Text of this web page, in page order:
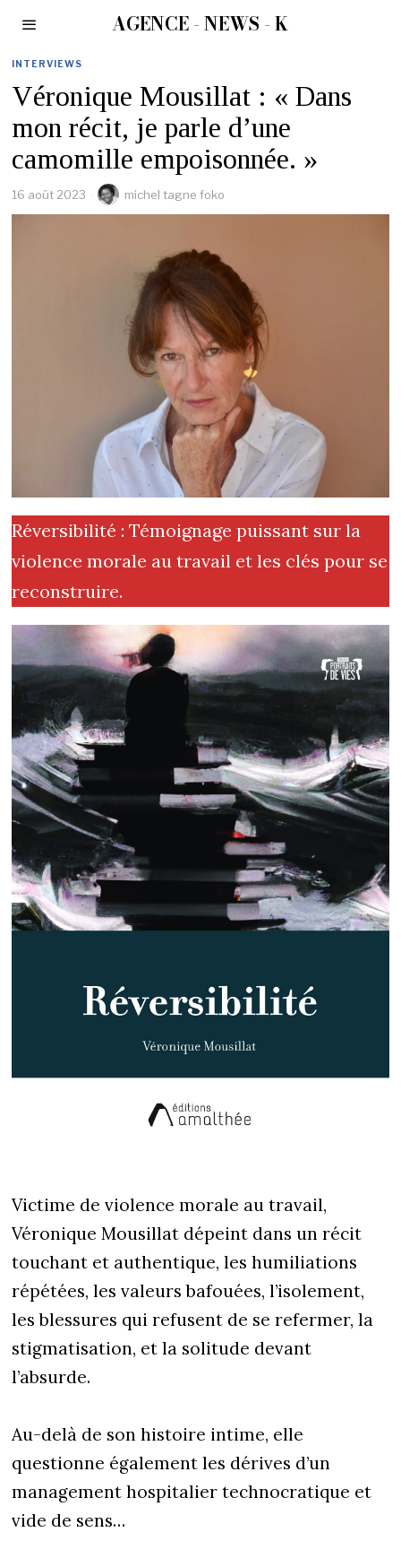
AGENCE - NEWS - K
INTERVIEWS
Véronique Mousillat : « Dans
mon récit, je parle d’une
camomille empoisonnée. »
16 août 2023 michel tagne foko
Réversibilité : Témoignage puissant sur la
violence morale au travail et les clés pour se
reconstruire.
Victime de violence morale au travail,
Véronique Mousillat dépeint dans un récit
touchant et authentique, les humiliations
répétées, les valeurs bafouées, l’isolement,
les blessures qui refusent de se refermer, la
stigmatisation, et la solitude devant
l’absurde.
Au-delà de son histoire intime, elle
questionne également les dérives d’un
management hospitalier technocratique et
vide de sens…